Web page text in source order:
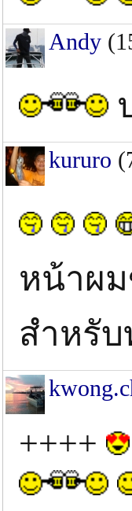
Andy
kururo
หน้าผ
สำหรั
++++